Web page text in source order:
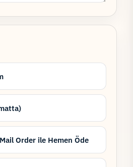
Order ile Hemen Öde